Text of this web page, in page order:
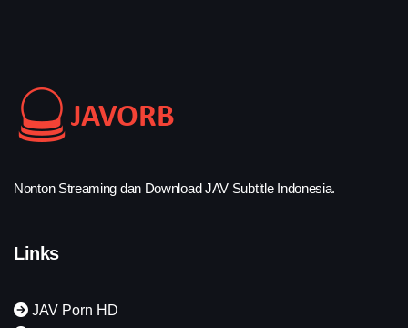
Nonton Streaming dan Download JAV Subtitle Indonesia.
Links
JAV Porn HD